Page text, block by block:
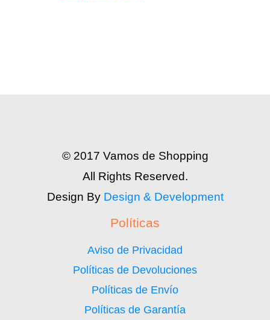
© 2017 Vamos de Shopping
All Rights Reserved.
Design By Design & Development
Políticas
Aviso de Privacidad
Políticas de Devoluciones
Políticas de Envío
Políticas de Garantía